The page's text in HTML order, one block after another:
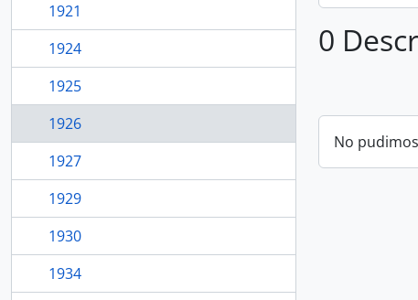
1921
1924
1925
1926
1927
1929
1930
1934
0
No